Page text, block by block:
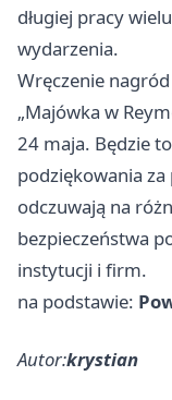
długiej pracy
wydarzenia.
Wręczenie
„Majówka w
24 maja. Będzie
podziękowania
odczuwają na
bezpieczeństwa
instytucji i firm.
na podstawie:
Autor:krystian